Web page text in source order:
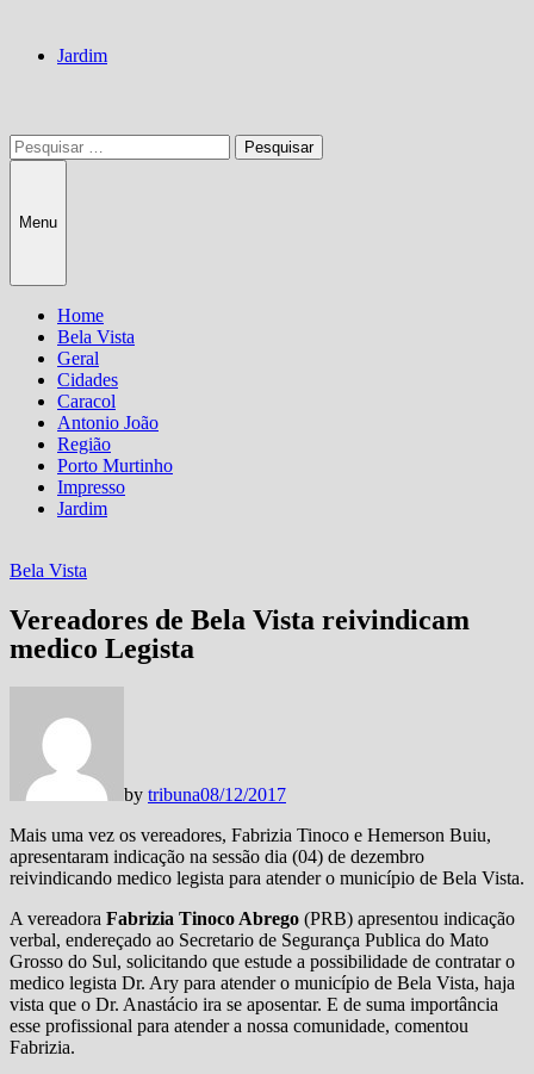
Jardim
Pesquisar
por:
Menu
Home
Bela Vista
Geral
Cidades
Caracol
Antonio João
Região
Porto Murtinho
Impresso
Jardim
Bela Vista
Vereadores de Bela Vista reivindicam
medico Legista
by tribuna08/12/2017
Mais uma vez os vereadores, Fabrizia Tinoco e Hemerson Buiu,
apresentaram indicação na sessão dia (04) de dezembro
reivindicando medico legista para atender o município de Bela Vista.
A vereadora Fabrizia Tinoco Abrego (PRB) apresentou indicação
verbal, endereçado ao Secretario de Segurança Publica do Mato
Grosso do Sul, solicitando que estude a possibilidade de contratar o
medico legista Dr. Ary para atender o município de Bela Vista, haja
vista que o Dr. Anastácio ira se aposentar. E de suma importância
esse profissional para atender a nossa comunidade, comentou
Fabrizia.